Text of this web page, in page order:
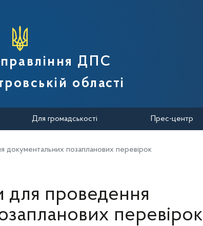
служби України
ДПС
області
Для громадськості Прес-центр
документальних позапланових перевірок
для проведення
перевірок